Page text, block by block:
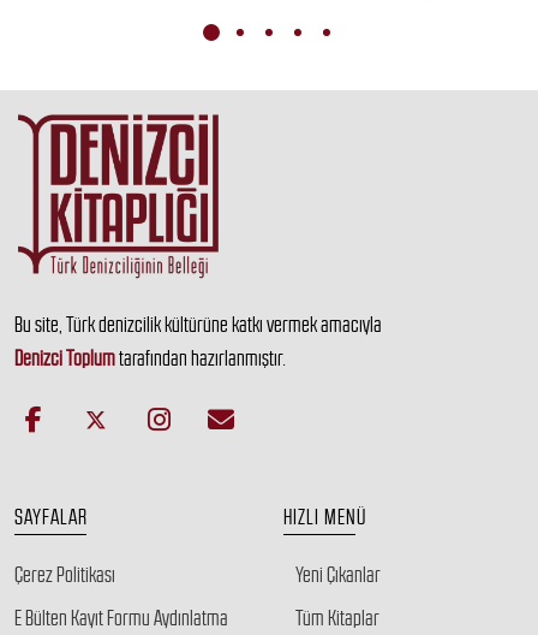
Bu site, Türk denizcilik kültürüne katkı vermek amacıyla
Denizci Toplumtarafından hazırlanmıştır.
SAYFALAR
Çerez Politikası
E Bülten Kayıt Formu Aydınlatma
HIZLI MENÜ
Yeni Çıkanlar
Tüm Kitaplar